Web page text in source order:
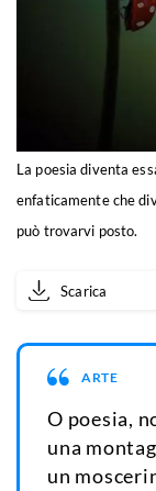
La poesia diventa
enfaticamente che
può trovarvi posto.
Scarica
ARTE
O poesia,
una
un